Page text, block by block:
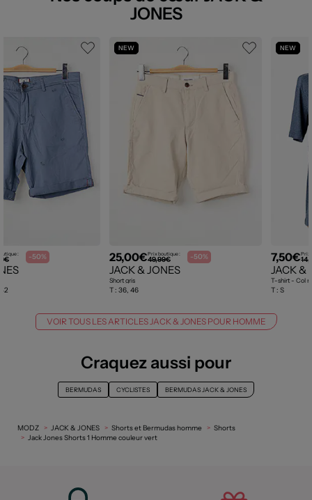
JONES
: -50%
NEW
25,00€Prix boutique :
49,99€ -50%
JACK & JONES
Short gris
T : 36, 46
NEW
7,50€Prix
JACK &
T-shirt - Col
T : S
VOIR TOUS LES ARTICLES JACK & JONES POUR HOMME
Craquez aussi pour
BERMUDAS CYCLISTES BERMUDAS JACK & JONES
MODZ JACK & JONES Shorts et Bermudas homme
Shorts
Jack Jones Shorts 1 Homme couleur vert